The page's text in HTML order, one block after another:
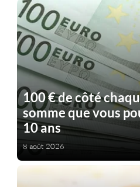
100 € de côté
somme que vous
10 ans
8 août 2026